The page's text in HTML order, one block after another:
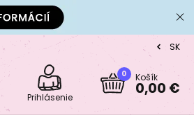
CZ
SK
Prihlásenie
0 Košík
0,00 €